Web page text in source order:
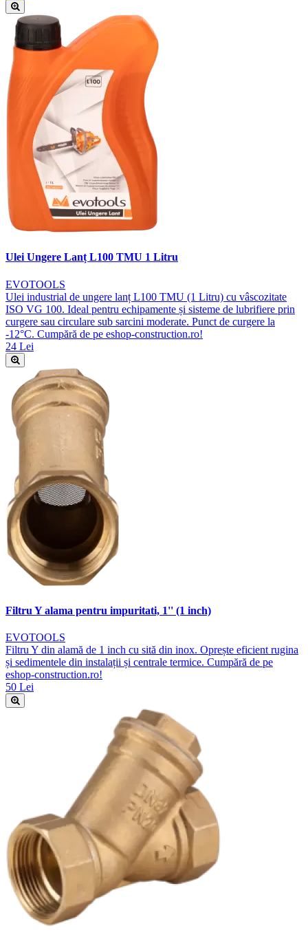
Ulei Ungere Lanț L100 TMU 1 Litru
EVOTOOLS
Ulei industrial de ungere lanț L100 TMU (1 Litru) cu vâscozitate
ISO VG 100. Ideal pentru echipamente și sisteme de lubrifiere prin
curgere sau circulare sub sarcini moderate. Punct de curgere la
-12°C. Cumpără de pe eshop-construction.ro!
24 Lei
Filtru Y alama pentru impuritati, 1'' (1 inch)
EVOTOOLS
Filtru Y din alamă de 1 inch cu sită din inox. Oprește eficient rugina
și sedimentele din instalații și centrale termice. Cumpără de pe
eshop-construction.ro!
50 Lei